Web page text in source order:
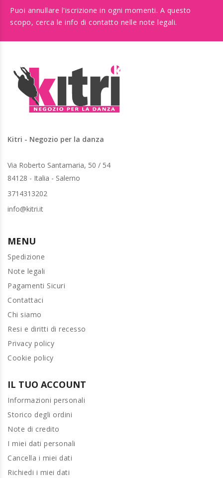
Puoi annullare l'iscrizione in ogni momenti. A questo
scopo, cerca le info di contatto nelle note legali.
Kitri - Negozio per la danza
Via Roberto Santamaria, 50 / 54
84128 - Italia - Salerno
3714313202
info@kitri.it
MENU
Spedizione
Note legali
Pagamenti Sicuri
Contattaci
Chi siamo
Resi e diritti di recesso
Privacy policy
Cookie policy
IL TUO ACCOUNT
Informazioni personali
Storico degli ordini
Note di credito
I miei dati personali
Cancella i miei dati
Richiedi i miei dati